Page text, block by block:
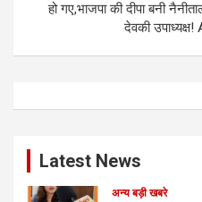
हो गए,भाजपा की दीपा बनी
देवकी
Latest News
अन्य बड़ी खबरे